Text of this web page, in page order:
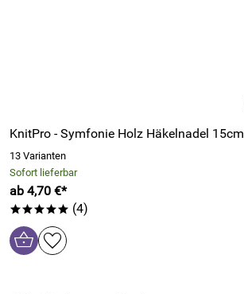
KnitPro - Symfonie Holz Häkelnadel 15cm
13 Varianten
Sofort lieferbar
ab 4,70 €*
***** (4)